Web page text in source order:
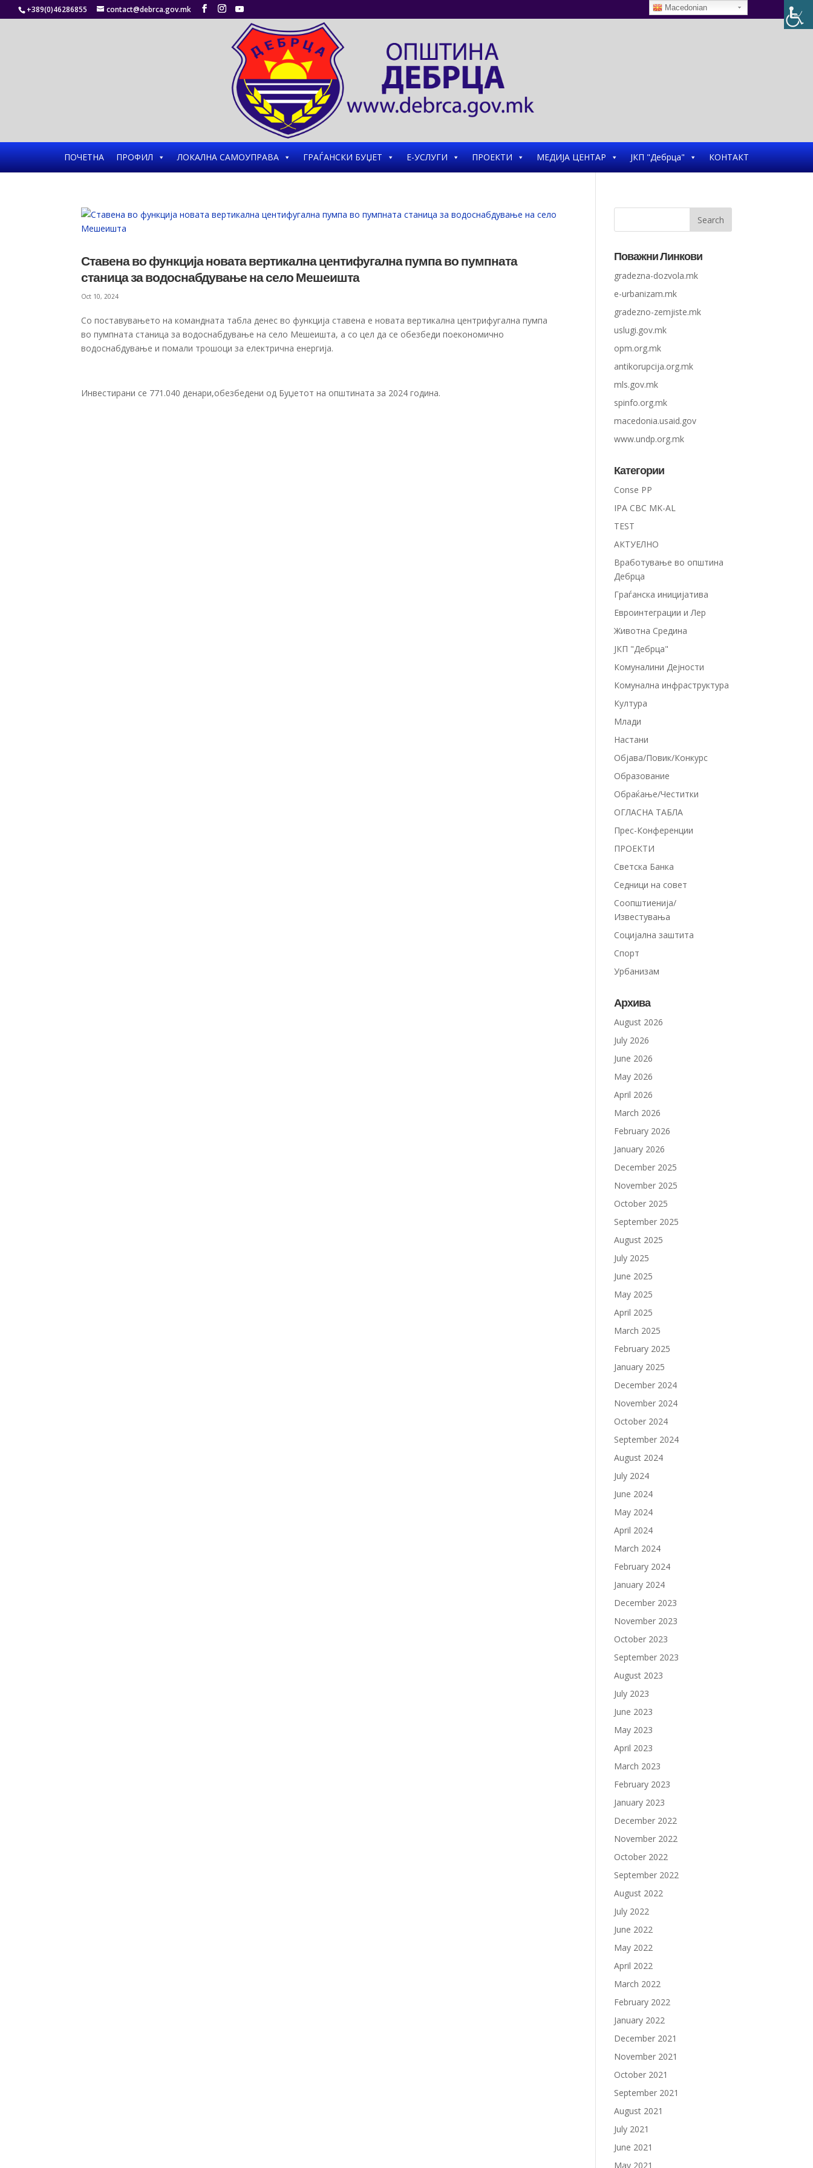
+389(0)46286855 contact@debrca.gov.mk
ПОЧЕТНА ПРОФИЛ ЛОКАЛНА САМОУПРАВА ГРАЃАНСКИ БУЏЕТ Е-УСЛУГИ ПРОЕКТИ МЕДИЈА ЦЕНТАР ЈКП "Дебрца" КОНТАКТ
Ставена во функција новата вертикална центифугална пумпа во пумпната
станица за водоснабдување на село Мешеишта
Oct 10, 2024
Со поставувањето на командната табла денес во функција ставена е новата вертикална центрифугална пумпа
во пумпната станица за водоснабдување на село Мешеишта, а со цел да се обезбеди поекономично
водоснабдување и помали трошоци за електрична енергија.
Инвестирани се 771.040 денари,обезбедени од Буџетот на општината за 2024 година.
Поважни Линкови
gradezna-dozvola.mk
e-urbanizam.mk
gradezno-zemjiste.mk
uslugi.gov.mk
opm.org.mk
antikorupcija.org.mk
mls.gov.mk
spinfo.org.mk
macedonia.usaid.gov
www.undp.org.mk
Категории
Conse PP
IPA CBC MK-AL
TEST
АКТУЕЛНО
Вработување во општина
Дебрца
Граѓанска иницијатива
Евроинтеграции и Лер
Животна Средина
ЈКП "Дебрца"
Комуналини Дејности
Комунална инфраструктура
Култура
Млади
Настани
Објава/Повик/Конкурс
Образование
Обраќање/Честитки
ОГЛАСНА ТАБЛА
Прес-Конференции
ПРОЕКТИ
Светска Банка
Седници на совет
Соопштиенија/
Известувања
Социјална заштита
Спорт
Урбанизам
Архива
August 2026
July 2026
June 2026
May 2026
April 2026
March 2026
February 2026
January 2026
December 2025
November 2025
October 2025
September 2025
August 2025
July 2025
June 2025
May 2025
April 2025
March 2025
February 2025
January 2025
December 2024
November 2024
October 2024
September 2024
August 2024
July 2024
June 2024
May 2024
April 2024
March 2024
February 2024
January 2024
December 2023
November 2023
October 2023
September 2023
August 2023
July 2023
June 2023
May 2023
April 2023
March 2023
February 2023
January 2023
December 2022
November 2022
October 2022
September 2022
August 2022
July 2022
June 2022
May 2022
April 2022
March 2022
February 2022
January 2022
December 2021
November 2021
October 2021
September 2021
August 2021
July 2021
June 2021
May 2021
Macedonian